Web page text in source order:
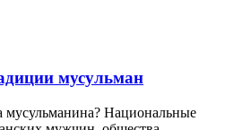
мусульман
мусульманина? Национальные